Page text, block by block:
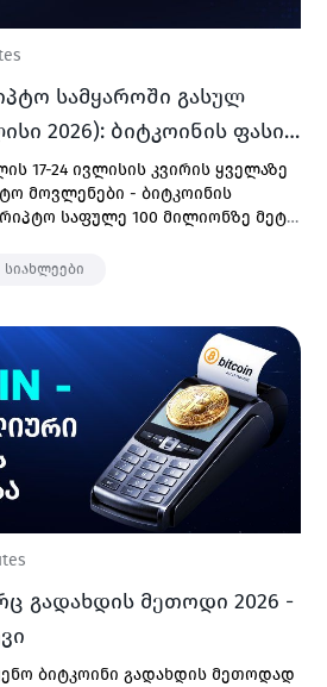
სამყაროში გასულ
2026): ბიტკოინის ფასი,
17-24 ივლისის კვირის ყველაზე
მოვლენები - ბიტკოინის
საფულე 100 მილიონზე მეტი
სიახლეები
გადახდის მეთოდი 2026 -
ბიტკოინი გადახდის მეთოდად